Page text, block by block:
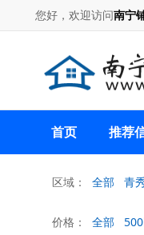
您好，欢迎访问南宁
首页 推荐
区域： 全部 青
价格： 全部